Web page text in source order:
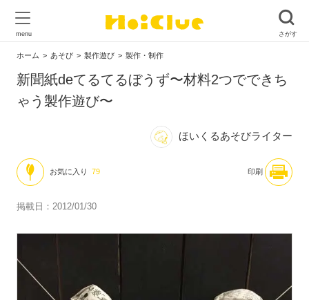
ホーム あそび 製作遊び 製作・制作
新聞紙deてるてるぼうず〜材料2つでできち
ゃう製作遊び〜
ほいくるあそびライター
お気に入り 79 印刷
掲載日：2012/01/30